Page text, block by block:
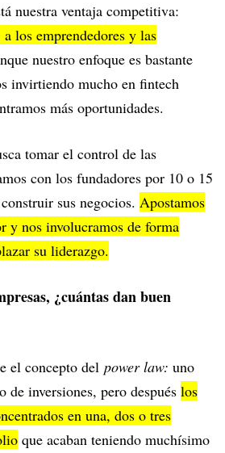
nuestra ventaja competitiva:
los emprendedores y las
nuestro enfoque es bastante
invirtiendo mucho en fintech
más oportunidades.
tomar el control de las
con los fundadores por 10 o 15
sus negocios. Apostamos
y nos involucramos de forma
su liderazgo.
¿cuántas dan buen
el concepto del power law: uno
de inversiones, pero después los
en una, dos o tres
que acaban teniendo muchísimo